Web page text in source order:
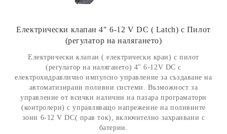
Електрически клапан 4" 6-12 V DC ( Latch) с Пилот
(регулатор на налягането)
Електрически клапан ( електрически кран) с пилот
(регулатор на налягането) 4" 6-12V DC с
електрохидравлично импулсно управление за създаване на
автоматизирани поливни системи. Възможност за
управление от всички налични на пазара програматори
(контролери) с управляващо напрежение на поливните
зони 6-12 V DC( прав ток), включително захранвани с
батерии.